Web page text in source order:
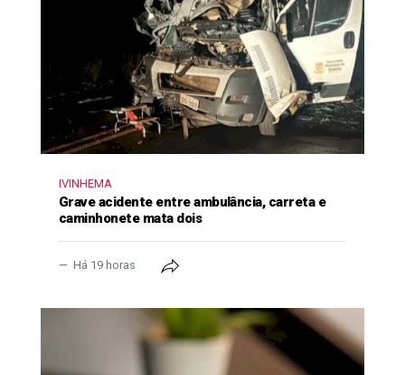
IVINHEMA
Grave acidente entre ambulância, carreta e
caminhonete mata dois
Há 19 horas